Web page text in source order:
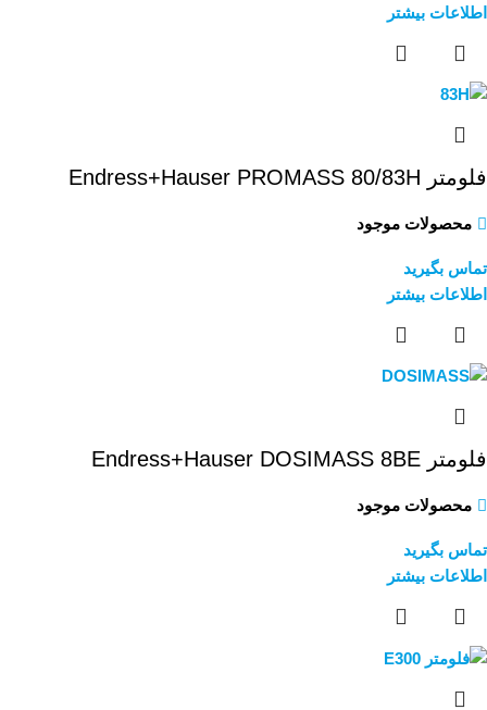
اطلاعات بیشتر
فلومتر Endress+Hauser PROMASS 80/83H
محصولات موجود
تماس بگیرید
اطلاعات بیشتر
فلومتر Endress+Hauser DOSIMASS 8BE
محصولات موجود
تماس بگیرید
اطلاعات بیشتر